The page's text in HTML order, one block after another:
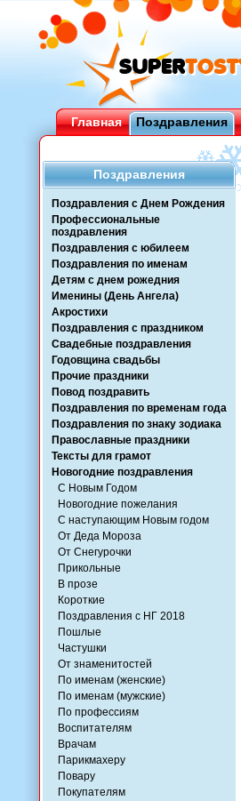
Главная Поздравления
Поздравления
Поздравления с Днем Рождения
Профессиональные
поздравления
Поздравления с юбилеем
Поздравления по именам
Детям с днем рожедния
Именины (День Ангела)
Акростихи
Поздравления с праздником
Свадебные поздравления
Годовщина свадьбы
Прочие праздники
Повод поздравить
Поздравления по временам года
Поздравления по знаку зодиака
Православные праздники
Тексты для грамот
Новогодние поздравления
С Новым Годом
Новогодние пожелания
С наступающим Новым годом
От Деда Мороза
От Снегурочки
Прикольные
В прозе
Короткие
Поздравления с НГ 2018
Пошлые
Частушки
От знаменитостей
По именам (женские)
По именам (мужские)
По профессиям
Воспитателям
Врачам
Парикмахеру
Повару
Покупателям